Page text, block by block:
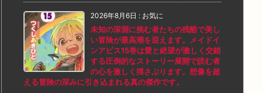
2026年8月6日 : お気に
未知の深淵に挑む者たちの残酷で美し
い冒険が最高潮を迎えます。メイドイ
ンアビス15巻は愛と絶望が激しく交錯
する圧倒的なストーリー展開で読む者
の心を激しく揺さぶります。想像を超
える冒険の深みに引き込まれる真の傑作です。